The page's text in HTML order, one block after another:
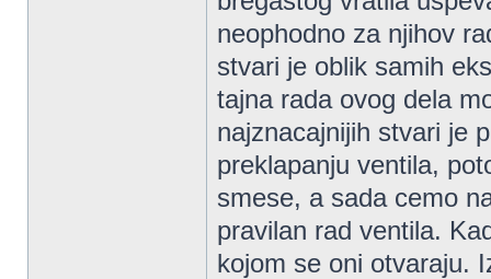
neophodno za njihov
stvari je oblik samih
tajna rada ovog dela
najznacajnijih stvari je
preklapanju ventila,
smese, a sada cemo
pravilan rad ventila.
kojom se oni otvaraju.